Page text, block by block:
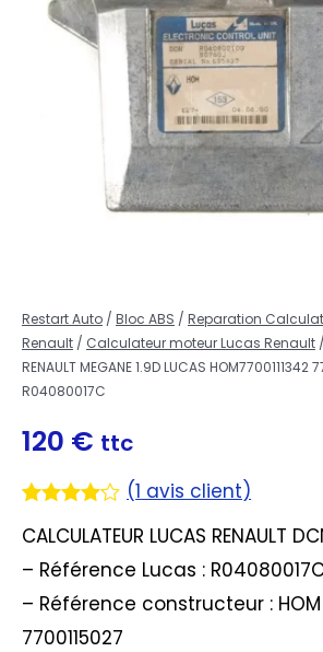
Restart Auto / Bloc ABS / Reparation
Renault / Calculateur moteur Lucas Renault
RENAULT MEGANE 1.9D LUCAS HOM7700111342
R04080017C
120 € ttc
sur 5
sur
notation
client
(1 avis client)
CALCULATEUR LUCAS RENAULT
– Référence Lucas :
– Référence constructeur : HOM
7700115027